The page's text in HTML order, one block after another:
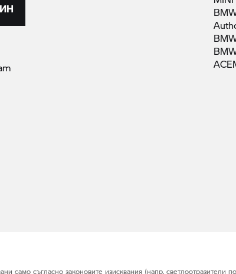
само съгласно законовите изисквания (напр. светлоотразители